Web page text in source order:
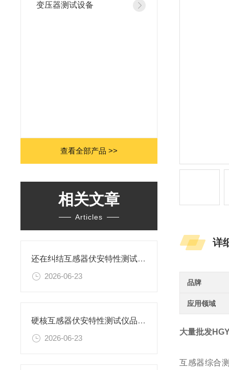
变压器测试设备
查看全部产品 >>
相关文章
Articles
还在纠结互感器伏安特性测试仪哪个品牌质量好？上海胜绪给您答案
2026-06-23
硬核互感器伏安特性测试仪品牌推荐：上海胜绪凭实力圈粉
2026-06-23
详
品牌
应用领域
大量批发
互感器综合